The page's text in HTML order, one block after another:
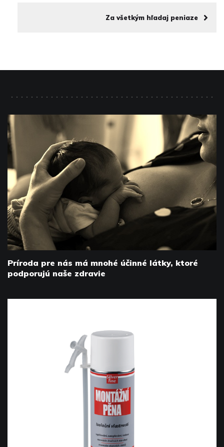
Za všetkým hľadaj peniaze
Príroda pre nás má mnohé účinné látky, ktoré
podporujú naše zdravie